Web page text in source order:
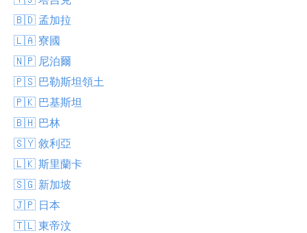
🇧🇩 孟加拉
🇱🇦 寮國
🇳🇵 尼泊爾
🇵🇸 巴勒斯坦領土
🇵🇰 巴基斯坦
🇧🇭 巴林
🇸🇾 敘利亞
🇱🇰 斯里蘭卡
🇸🇬 新加坡
🇯🇵 日本
🇹🇱 東帝汶